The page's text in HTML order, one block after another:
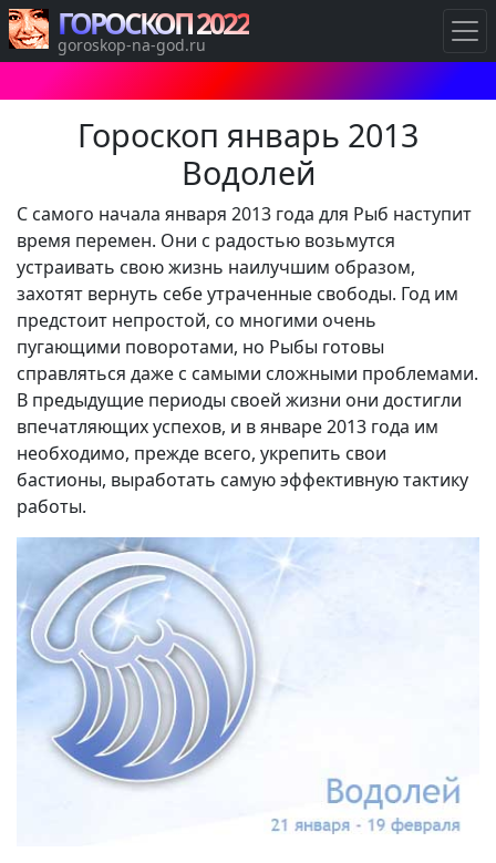
Гороскоп январь 2013
Водолей
С самого начала января 2013 года для Рыб наступит
время перемен. Они с радостью возьмутся
устраивать свою жизнь наилучшим образом,
захотят вернуть себе утраченные свободы. Год им
предстоит непростой, со многими очень
пугающими поворотами, но Рыбы готовы
справляться даже с самыми сложными проблемами.
В предыдущие периоды своей жизни они достигли
впечатляющих успехов, и в январе 2013 года им
необходимо, прежде всего, укрепить свои
бастионы, выработать самую эффективную тактику
работы.
ГОРОСКОП 2022
goroskop-na-god.ru